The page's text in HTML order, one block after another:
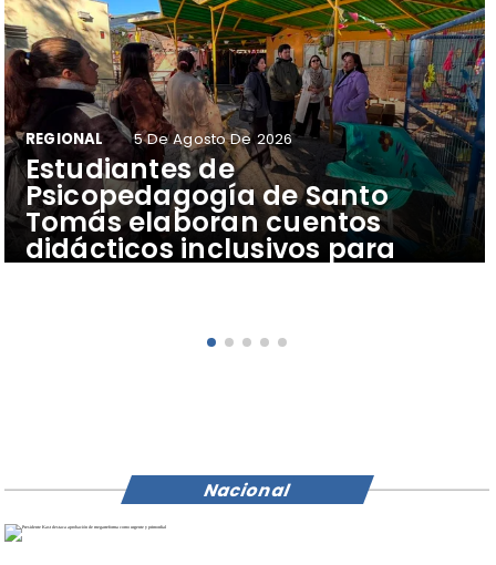
​Estudiantes de
Psicopedagogía de Santo
Tomás elaboran cuentos
didácticos inclusivos para
REGIONAL 5 De Agosto De 2026
Nacional